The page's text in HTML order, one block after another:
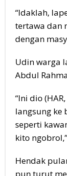
“Idaklah,
tertawa dan
dengan
Udin warga
Abdul
“Ini dio
langsung ke
seperti
kito
Hendak